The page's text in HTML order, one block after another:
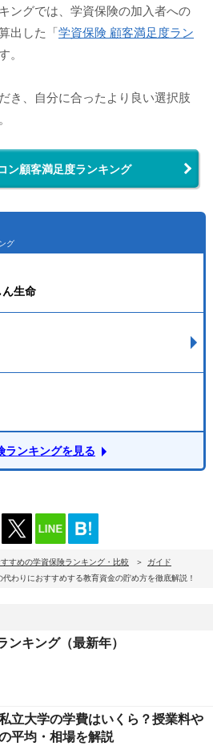
ングでは、学資保険の加入者への
出した「学資保険 顧客満足度ラン
。
き、自分に合ったより良い選択肢
ン顧客満足度ランキング
グ
生命
ランキングを見る
すめの学資保険ランキング・比較
ガイド
代わりにおすすめする教育資金の貯め方を徹底解説！
ンキング（最新年）
立大学の学費はいくら？授業料や
平均・相場を解説